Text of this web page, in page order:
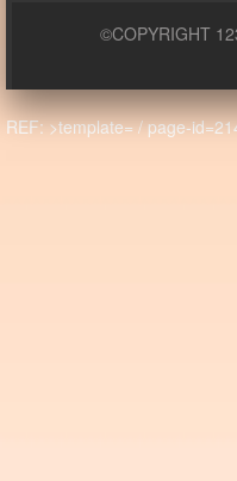
©COPYRIGHT
REF: >template= / page-